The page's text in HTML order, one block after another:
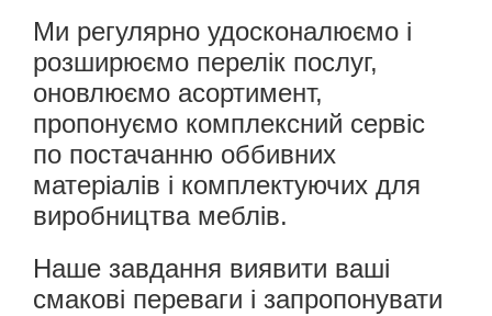
Ми регулярно удосконалюємо і
розширюємо перелік послуг,
оновлюємо асортимент,
пропонуємо комплексний сервіс
по постачанню оббивних
матеріалів і комплектуючих для
виробництва меблів.
Наше завдання виявити ваші
смакові переваги і запропонувати